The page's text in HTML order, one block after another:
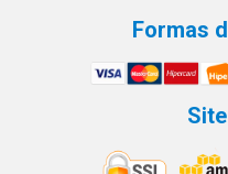
Formas